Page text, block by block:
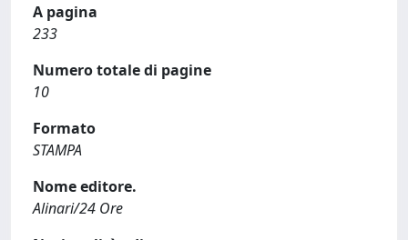
A pagina
233
Numero totale di pagine
10
Formato
STAMPA
Nome editore.
Alinari/24 Ore